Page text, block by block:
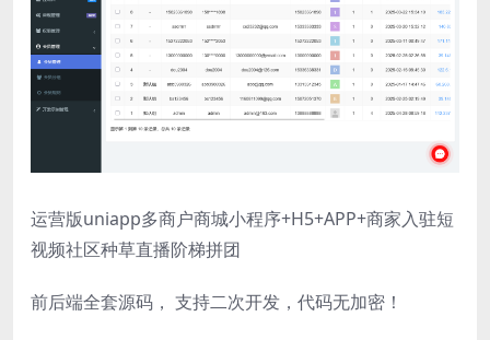
运营版uniapp多商户商城小程序+H5+APP+商家入驻短
视频社区种草直播阶梯拼团
前后端全套源码， 支持二次开发，代码无加密！